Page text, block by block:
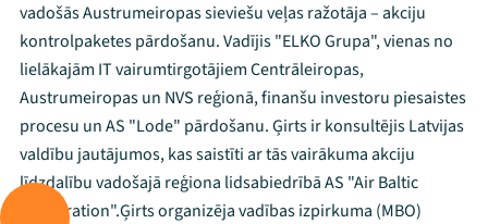
vadošās Austrumeiropas sieviešu veļas ražotāja – akciju
kontrolpaketes pārdošanu. Vadījis "ELKO Grupa", vienas no
lielākajām IT vairumtirgotājiem Centrāleiropas,
Austrumeiropas un NVS reģionā, finanšu investoru piesaistes
procesu un AS "Lode" pārdošanu. Ģirts ir konsultējis Latvijas
valdību jautājumos, kas saistīti ar tās vairākuma akciju
līdzdalību vadošajā reģiona lidsabiedrībā AS "Air Baltic
Corporation". ​ Ģirts organizēja vadības izpirkuma (MBO)